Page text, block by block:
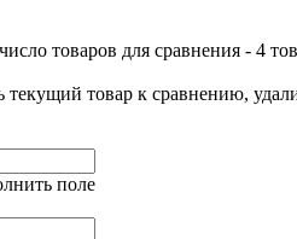
товаров для сравнения - 4
текущий товар к сравнению,
поле